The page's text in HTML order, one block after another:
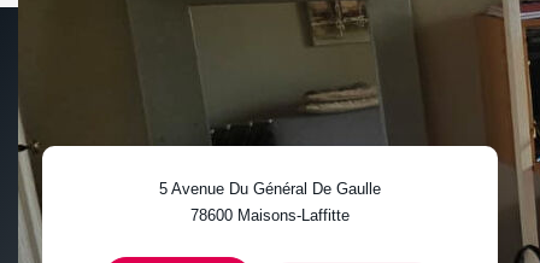
REVENU MENSUEL PAR
TAUX DE PROPRIÉTAIRES TAUX D'HABITATION
TAXE FONCIÈRE
PART DES MÉNAGES SANS
VOITURE
5 Avenue Du Général De Gaulle
78600 Maisons-Laffitte